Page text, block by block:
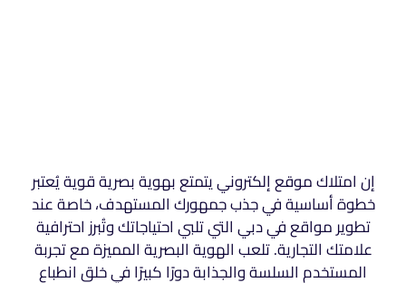
إن امتلاك موقع إلكتروني يتمتع بهوية بصرية قوية يُعتبر
خطوة أساسية في جذب جمهورك المستهدف، خاصة عند
تطوير مواقع في دبي التي تلبي احتياجاتك وتُبرز احترافية
علامتك التجارية. تلعب الهوية البصرية المميزة مع تجربة
المستخدم السلسة والجذابة دورًا كبيرًا في خلق انطباع